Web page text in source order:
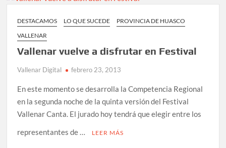
a
Canta
DESTACAMOS LO QUE SUCEDE
PROVINCIA DE HUASCO
VALLENAR
Vallenar vuelve a disfrutar en Festival
Vallenar Digital febrero 23, 2013
En este momento se desarrolla la Competencia Regional
en la segunda noche de la quinta versión del Festival
Vallenar Canta. El jurado hoy tendrá que elegir entre los
representantes de …
LEER MÁS